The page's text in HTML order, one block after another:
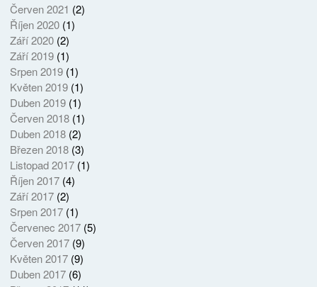
Červen 2021 (2)
Říjen 2020(1)
Září 2020(2)
Září 2019(1)
Srpen 2019(1)
Květen 2019(1)
Duben 2019(1)
Červen 2018(1)
Duben 2018(2)
Březen 2018(3)
Listopad 2017(1)
Říjen 2017(4)
Září 2017(2)
Srpen 2017(1)
Červenec 2017(5)
Červen 2017(9)
Květen 2017(9)
Duben 2017(6)